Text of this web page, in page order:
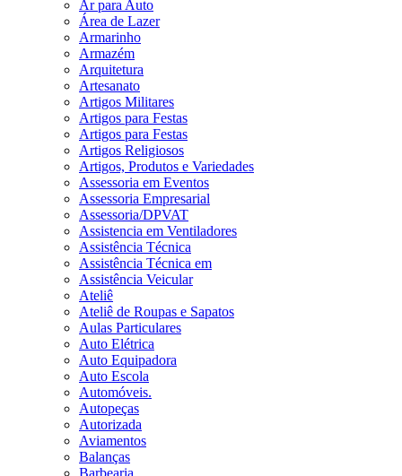
Ar para Auto
Área de Lazer
Armarinho
Armazém
Arquitetura
Artesanato
Artigos Militares
Artigos para Festas
Artigos para Festas
Artigos Religiosos
Artigos, Produtos e Variedades
Assessoria em Eventos
Assessoria Empresarial
Assessoria/DPVAT
Assistencia em Ventiladores
Assistência Técnica
Assistência Técnica em
Assistência Veicular
Ateliê
Ateliê de Roupas e Sapatos
Aulas Particulares
Auto Elétrica
Auto Equipadora
Auto Escola
Automóveis.
Autopeças
Autorizada
Aviamentos
Balanças
Barbearia